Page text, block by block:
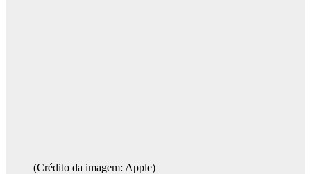
(Crédito da imagem: Apple)